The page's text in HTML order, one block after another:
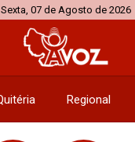
Sexta, 07 de Agosto de 2026
Regional